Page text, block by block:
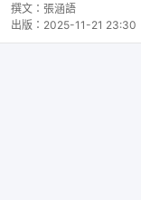
撰文： 張涵語
出版： 2025-11-21 23:30